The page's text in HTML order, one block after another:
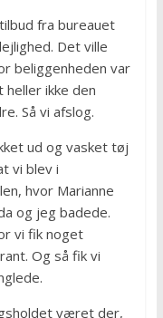
fra bureauet
Det ville
beliggenheden var
ikke den
Så vi afslog.
ud og vasket tøj
vi blev i
hvor Marianne
og jeg badede.
vi fik noget
Og så fik vi
været der,